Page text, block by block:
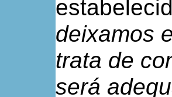
deixamos
trata de
será